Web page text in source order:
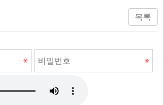
목록